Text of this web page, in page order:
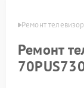
Ремонт
Ремонт